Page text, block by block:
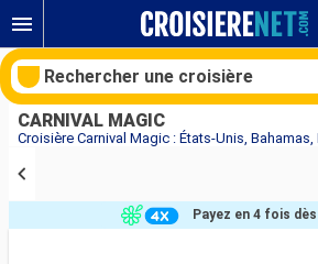
CARNIVAL MAGIC
Payez en 4 fois dès
Rechercher une croisière
Nos destinations